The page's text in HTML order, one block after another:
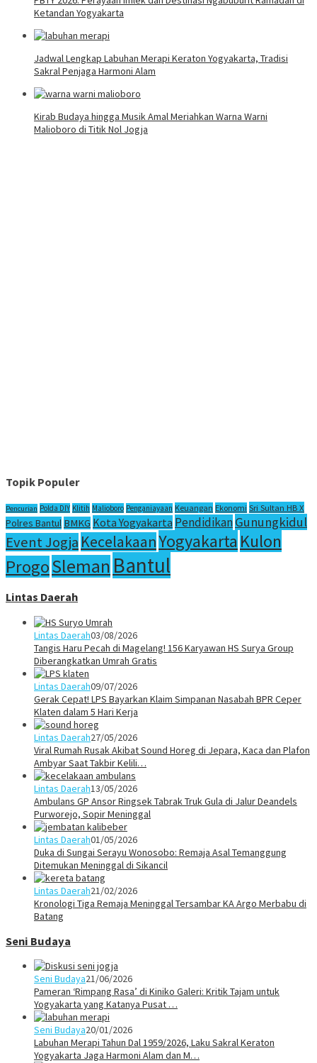
Ketandan Yogyakarta
Jadwal Lengkap Labuhan Merapi Keraton Yogyakarta, Tradisi
Sakral Penjaga Harmoni Alam
Kirab Budaya hingga Musik Amal Meriahkan Warna Warni
Malioboro di Titik Nol Jogja
Topik Populer
Pencurian Polda DIY Klitih Malioboro Penganiayaan Keuangan Ekonomi Sri Sultan HB X
Polres Bantul BMKG Kota Yogyakarta PendidikanGunungkidul
Event Jogja KecelakaanYogyakarta Kulon
ProgoSleman Bantul
Lintas Daerah
Lintas Daerah03/08/2026
Tangis Haru Pecah di Magelang! 156 Karyawan HS Surya Group
Diberangkatkan Umrah Gratis
Lintas Daerah09/07/2026
Gerak Cepat! LPS Bayarkan Klaim Simpanan Nasabah BPR Ceper
Klaten dalam 5 Hari Kerja
Lintas Daerah27/05/2026
Viral Rumah Rusak Akibat Sound Horeg di Jepara, Kaca dan Plafon
Ambyar Saat Takbir Kelili…
Lintas Daerah13/05/2026
Ambulans GP Ansor Ringsek Tabrak Truk Gula di Jalur Deandels
Purworejo, Sopir Meninggal
Lintas Daerah01/05/2026
Duka di Sungai Serayu Wonosobo: Remaja Asal Temanggung
Ditemukan Meninggal di Sikancil
Lintas Daerah21/02/2026
Kronologi Tiga Remaja Meninggal Tersambar KA Argo Merbabu di
Batang
Seni Budaya
Seni Budaya21/06/2026
Pameran ‘Rimpang Rasa’ di Kiniko Galeri: Kritik Tajam untuk
Yogyakarta yang Katanya Pusat …
Seni Budaya20/01/2026
Labuhan Merapi Tahun Dal 1959/2026, Laku Sakral Keraton
Yogyakarta Jaga Harmoni Alam dan M…